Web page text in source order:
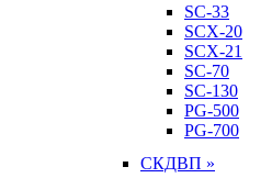
SC-33
SCX-20
SCX-21
SC-70
SC-130
PG-500
PG-700
СКДВП »